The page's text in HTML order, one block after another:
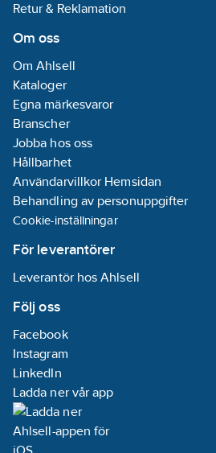
Retur & Reklamation
Om oss
Om Ahlsell
Kataloger
Egna märkesvaror
Branscher
Jobba hos oss
Hållbarhet
Användarvillkor Hemsidan
Behandling av personuppgifter
Cookie-inställningar
För leverantörer
Leverantör hos Ahlsell
Följ oss
Facebook
Instagram
LinkedIn
Ladda ner vår app